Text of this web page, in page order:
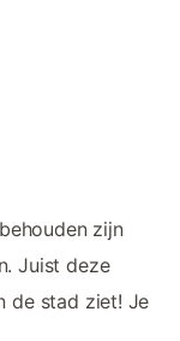
zijn
Juist deze
de stad ziet! Je